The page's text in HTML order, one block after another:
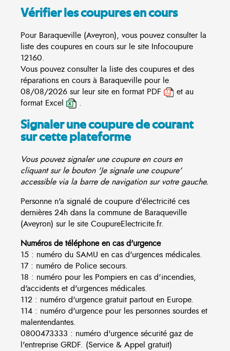
Vérifier les coupures en cours
Pour Baraqueville (Aveyron), vous pouvez consulter la
liste des coupures en cours sur le site Infocoupure
12160.
Vous pouvez consulter la liste des coupures et des
réparations en cours à Baraqueville pour le
08/08/2026 sur leur site en format PDF
et au
format Excel
.
Signaler une coupure de courant
sur cette plateforme
Vous pouvez signaler une coupure en cours en
cliquant sur le bouton 'Je signale une coupure'
accessible via la barre de navigation sur votre gauche.
Personne n'a signalé de coupure d'électricité ces
dernières 24h dans la commune de Baraqueville
(Aveyron) sur le site CoupureElectricite.fr.
Numéros de téléphone en cas d'urgence
15 : numéro du SAMU en cas d'urgences médicales.
17 : numéro de Police secours.
18 : numéro pour les Pompiers en cas d'incendies,
d'accidents et d'urgences médicales.
112 : numéro d'urgence gratuit partout en Europe.
114 : numéro d'urgence pour les personnes sourdes et
malentendantes.
0800473333 : numéro d'urgence sécurité gaz de
l'entreprise GRDF. (Service & Appel gratuit)